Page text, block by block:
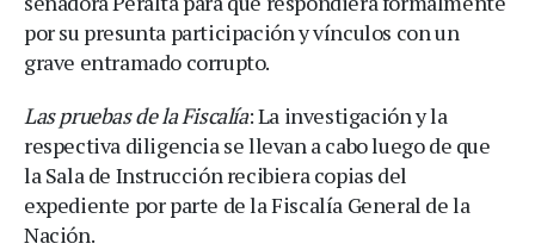
por su presunta participación y vínculos con un
grave entramado corrupto.
Las pruebas de la Fiscalía: La investigación y la
respectiva diligencia se llevan a cabo luego de que
la Sala de Instrucción recibiera copias del
expediente por parte de la Fiscalía General de la
Nación.